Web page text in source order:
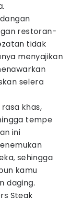
restoran-
tidak
menyajikan
selera
khas,
tempe
ini
sehingga
kamu
daging.
Steak